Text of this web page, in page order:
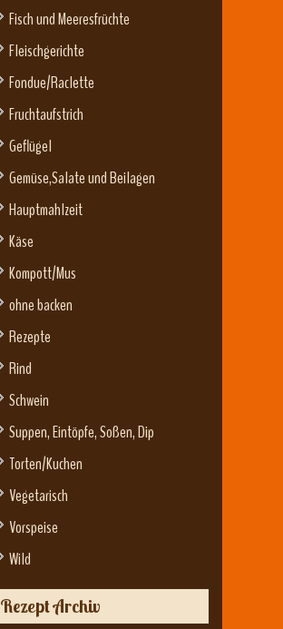
Fisch und Meeresfrüchte
Fleischgerichte
Fondue/Raclette
Fruchtaufstrich
Geflügel
Gemüse,Salate und Beilagen
Hauptmahlzeit
Käse
Kompott/Mus
ohne backen
Rezepte
Rind
Schwein
Suppen, Eintöpfe, Soßen, Dip
Torten/Kuchen
Vegetarisch
Vorspeise
Wild
Rezept Archiv